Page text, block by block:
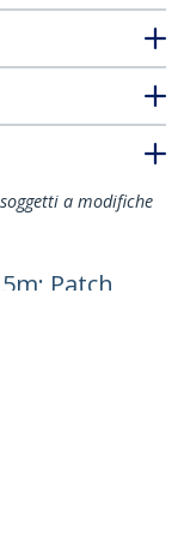
a modifiche
Patch